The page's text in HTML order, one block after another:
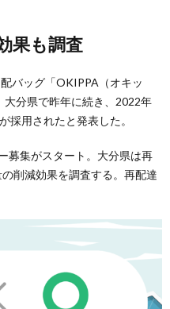
果も調査
バッグ「OKIPPA（オキッ
分県で昨年に続き、2022年
採用されたと発表した。
募集がスタート。大分県は再
削減効果を調査する。再配達